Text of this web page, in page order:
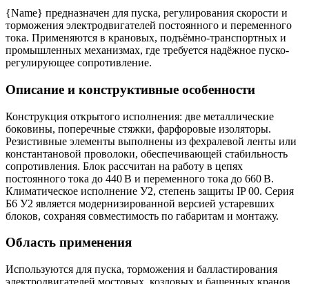
{Name} предназначен для пуска, регулирования скорости и
торможения электродвигателей постоянного и переменного
тока. Применяются в крановых, подъёмно-транспортных и
промышленных механизмах, где требуется надёжное пуско-
регулирующее сопротивление.
Описание и конструктивные особенности
Конструкция открытого исполнения: две металлические
боковины, поперечные стяжки, фарфоровые изоляторы.
Резистивные элементы выполнены из фехралевой ленты или
константановой проволоки, обеспечивающей стабильность
сопротивления. Блок рассчитан на работу в цепях
постоянного тока до 440 В и переменного тока до 660 В.
Климатическое исполнение У2, степень защиты IP 00. Серия
Б6 У2 является модернизированной версией устаревших
блоков, сохраняя совместимость по габаритам и монтажу.
Область применения
Используются для пуска, торможения и балластирования